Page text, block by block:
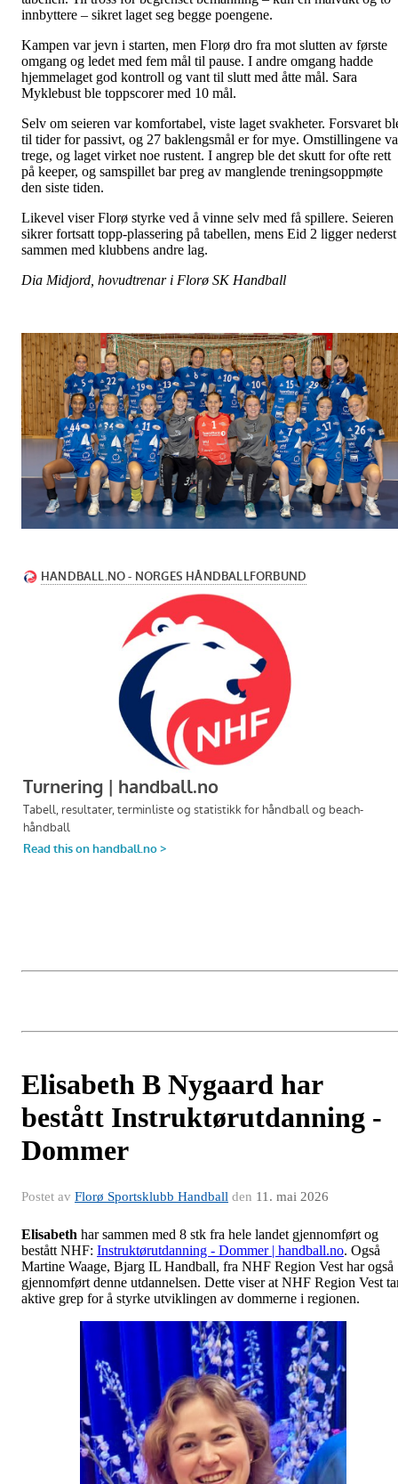
innbyttere – sikret laget seg begge poengene.
Kampen var jevn i starten, men Florø dro fra mot slutten av første
omgang og ledet med fem mål til pause. I andre omgang hadde
hjemmelaget god kontroll og vant til slutt med åtte mål. Sara
Myklebust ble toppscorer med 10 mål.
Selv om seieren var komfortabel, viste laget svakheter. Forsvaret
til tider for passivt, og 27 baklengsmål er for mye. Omstillingene
trege, og laget virket noe rustent. I angrep ble det skutt for ofte rett
på keeper, og samspillet bar preg av manglende treningsoppmøte
den siste tiden.
Likevel viser Florø styrke ved å vinne selv med få spillere. Seieren
sikrer fortsatt topp-plassering på tabellen, mens Eid 2 ligger nederst
sammen med klubbens andre lag.
Dia Midjord, hovudtrenar i Florø SK Handball
Elisabeth B Nygaard har
bestått Instruktørutdanning -
Dommer
Postet av Florø Sportsklubb Handball den 11. mai 2026
Elisabeth har sammen med 8 stk fra hele landet gjennomført og
bestått NHF: Instruktørutdanning - Dommer | handball.no. Også
Martine Waage, Bjarg IL Handball, fra NHF Region Vest har også
gjennomført denne utdannelsen. Dette viser at NHF Region Vest
aktive grep for å styrke utviklingen av dommerne i regionen.